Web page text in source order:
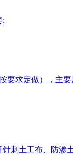
;
要求定做），
刺土工布、防渗